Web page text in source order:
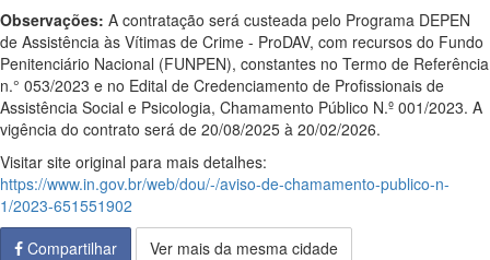
Observações: A contratação será custeada pelo Programa DEPEN
de Assistência às Vítimas de Crime - ProDAV, com recursos do Fundo
Penitenciário Nacional (FUNPEN), constantes no Termo de Referência
n.° 053/2023 e no Edital de Credenciamento de Profissionais de
Assistência Social e Psicologia, Chamamento Público N.º 001/2023. A
vigência do contrato será de 20/08/2025 à 20/02/2026.
Visitar site original para mais detalhes:
https://www.in.gov.br/web/dou/-/aviso-de-chamamento-publico-n-
1/2023-651551902
Compartilhar
Ver mais da mesma cidade